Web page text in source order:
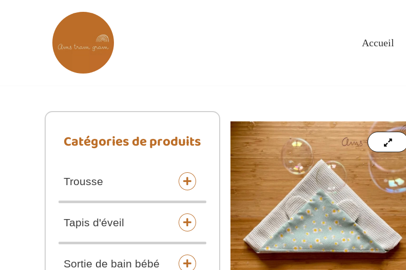
Accueil
Catégories de produits
Trousse
Tapis d'éveil
Sortie de bain bébé